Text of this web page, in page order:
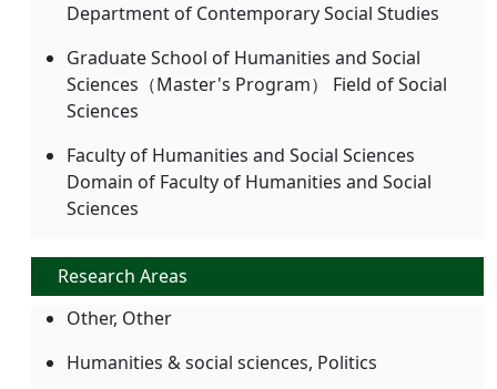
Department of Contemporary Social Studies
Graduate School of Humanities and Social
Sciences（Master's Program） Field of Social
Sciences
Faculty of Humanities and Social Sciences
Domain of Faculty of Humanities and Social
Sciences
Research Areas
Other, Other
Humanities & social sciences, Politics